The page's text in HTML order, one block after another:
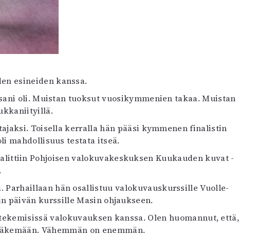
esineiden kanssa.
oli. Muistan tuoksut vuosikymmenien takaa. Muistan
Toisella kerralla hän pääsi kymmenen finalistin
mahdollisuus testata itseä.
Pohjoisen valokuvakeskuksen Kuukauden kuvat -
Parhaillaan hän osallistuu valokuvauskurssille Vuolle-
päivän kurssille Masin ohjaukseen.
valokuvauksen kanssa. Olen huomannut, että,
Vähemmän on enemmän.